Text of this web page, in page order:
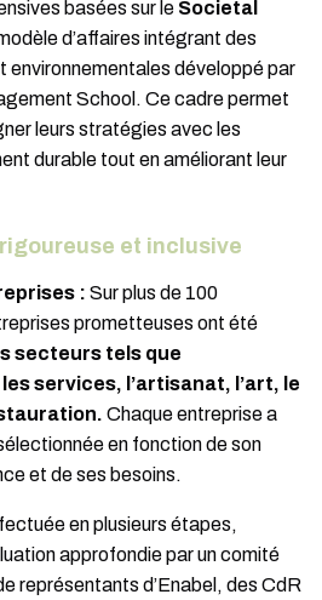
basées sur le Societal
d’affaires intégrant des
environnementales développé par
School. Ce cadre permet
leurs stratégies avec les
durable tout en améliorant leur
et inclusive
: Sur plus de 100
prometteuses ont été
secteurs tels que
services, l’artisanat, l’art, le
Chaque entreprise a
en fonction de son
et de ses besoins.
en plusieurs étapes,
approfondie par un comité
représentants d’Enabel, des CdR